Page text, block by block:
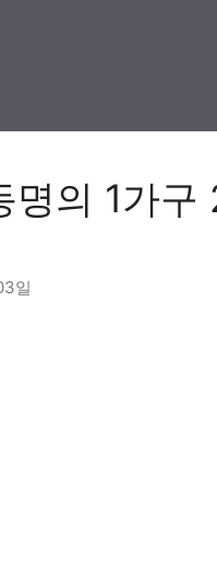
명의 1가
일